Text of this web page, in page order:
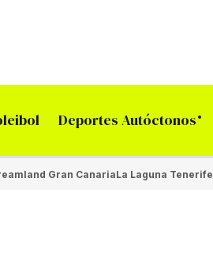
Deportes Autóctonos
Gran CanariaLa Laguna Tenerife